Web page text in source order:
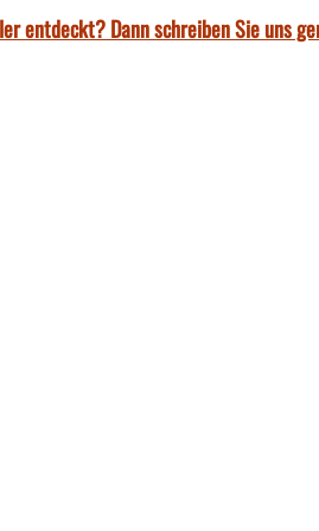
entdeckt? Dann schreiben Sie uns